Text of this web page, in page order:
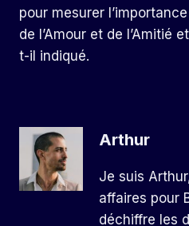
pour mesurer
de l’Amour et de l’Amitié
t-il indiqué.
Arthur
Je suis
affaires pour
déchiffre les